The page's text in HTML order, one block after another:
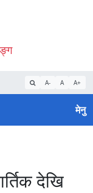
A- A A+
मेनु
देखि